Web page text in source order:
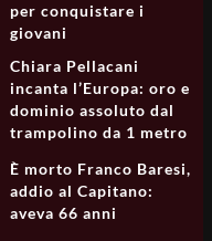
per conquistare i
giovani
Chiara Pellacani
incanta l’Europa: oro e
dominio assoluto dal
trampolino da 1 metro
È morto Franco Baresi,
addio al Capitano:
aveva 66 anni